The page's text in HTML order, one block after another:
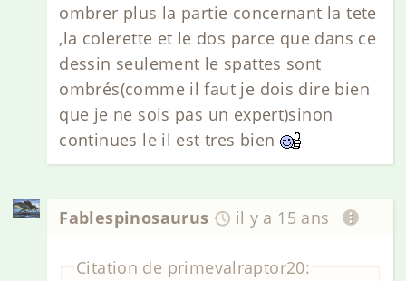
ombrer plus la partie concernant la tete
,la colerette et le dos parce que dans ce
dessin seulement le spattes sont
ombrés(comme il faut je dois dire bien
que je ne sois pas un expert)sinon
continues le il est tres bien
Fablespinosaurus il y a 15 ans
Citation de primevalraptor20: